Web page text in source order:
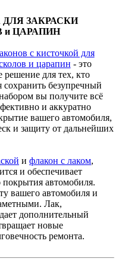
ДЛЯ ЗАКРАСКИ
и ЦАРАПИН
с кисточкой для
и царапин - это
решение для тех, кто
сохранить безупречный
вы получите всё
и аккуратно
вашего автомобиля,
и защиту от дальнейших
и флакон с лаком,
и обеспечивает
покрытия автомобиля.
вашего автомобиля и
Лак,
дополнительный
новые
ремонта.